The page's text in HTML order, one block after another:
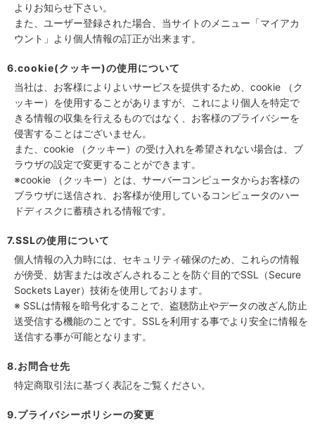
よりお知らせ下さい。
また、ユーザー登録された場合、当サイトのメニュー「マイアカ
ウント」より個人情報の訂正が出来ます。
6.cookie(クッキー)の使用について
当社は、お客様によりよいサービスを提供するため、cookie （ク
ッキー）を使用することがありますが、これにより個人を特定で
きる情報の収集を行えるものではなく、お客様のプライバシーを
侵害することはございません。
また、cookie （クッキー）の受け入れを希望されない場合は、ブ
ラウザの設定で変更することができます。
※cookie （クッキー）とは、サーバーコンピュータからお客様の
ブラウザに送信され、お客様が使用しているコンピュータのハー
ドディスクに蓄積される情報です。
7.SSLの使用について
個人情報の入力時には、セキュリティ確保のため、これらの情報
が傍受、妨害または改ざんされることを防ぐ目的でSSL（Secure
Sockets Layer）技術を使用しております。
※ SSLは情報を暗号化することで、盗聴防止やデータの改ざん防止
送受信する機能のことです。SSLを利用する事でより安全に情報を
送信する事が可能となります。
8.お問合せ先
特定商取引法に基づく表記をご覧ください。
9.プライバシーポリシーの変更